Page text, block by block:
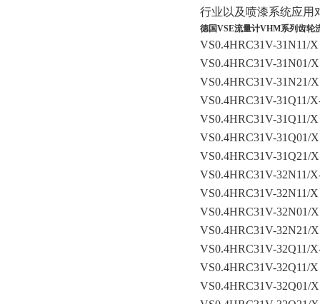
行业以及喷漆系统应用
德国VSE流量计VHM系列齿轮
VS0.4HRC31V-31N11/X
VS0.4HRC31V-31N01/X
VS0.4HRC31V-31N21/X
VS0.4HRC31V-31Q11/
VS0.4HRC31V-31Q11/X
VS0.4HRC31V-31Q01/X
VS0.4HRC31V-31Q21/X
VS0.4HRC31V-32N11/
VS0.4HRC31V-32N11/X
VS0.4HRC31V-32N01/X
VS0.4HRC31V-32N21/X
VS0.4HRC31V-32Q11/
VS0.4HRC31V-32Q11/X
VS0.4HRC31V-32Q01/X